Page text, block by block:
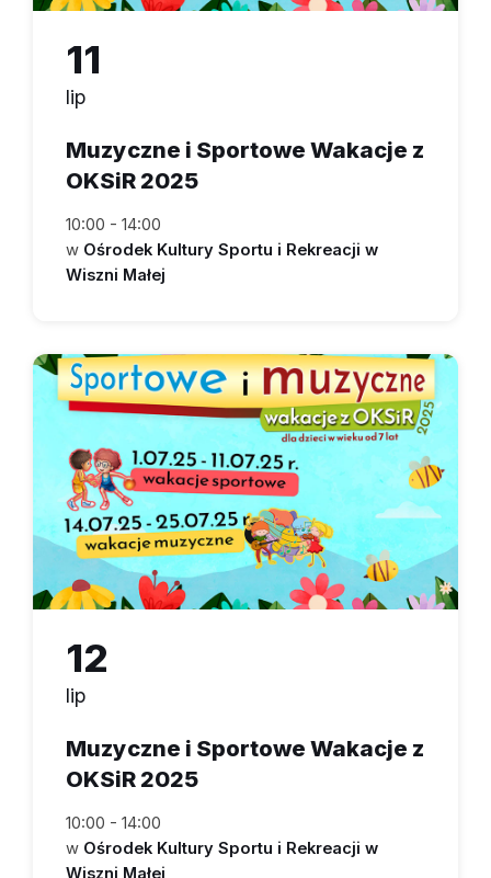
11
lip
Muzyczne i Sportowe Wakacje z
OKSiR 2025
10:00 - 14:00
w Ośrodek Kultury Sportu i Rekreacji w
Wiszni Małej
12
lip
Muzyczne i Sportowe Wakacje z
OKSiR 2025
10:00 - 14:00
w Ośrodek Kultury Sportu i Rekreacji w
Wiszni Małej